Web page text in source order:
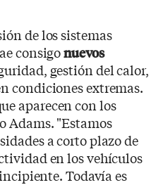
de los sistemas
consigonuevos
gestión del calor,
condiciones extremas.
aparecen con los
Adams. "Estamos
a corto plazo de
en los vehículos
Todavía es